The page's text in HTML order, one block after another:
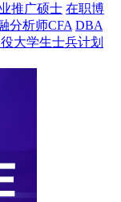
推广硕士 在职博
分析师CFA DBA
大学生士兵计划